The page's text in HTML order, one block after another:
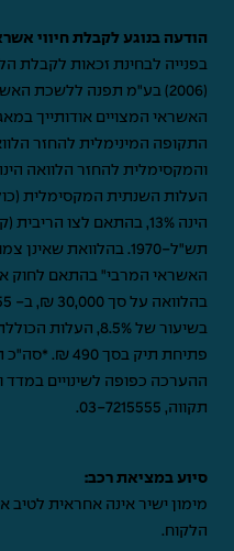
הודעה בנוגע לקבלת חיווי
בפנייה לבחינת זכאות לקבלת
(2006) בע"מ תפנה ללשכת
האשראי המצויים אודותייך
העלות השנתית המקסימלית
הינה 13%, בהתאם לצו
תש"ל-1970. בהלוואת
תקווה, 03-7215555
.
סיוע במציאת רכב:
מימון ישיר אינה אחראית לטיב
הלקוח.